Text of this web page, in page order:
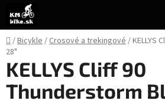
obsah
Domov
/Bicykle/Crosové a trekingové/KELLYS
28"
KELLYS Cliff 90
Thunderstorm